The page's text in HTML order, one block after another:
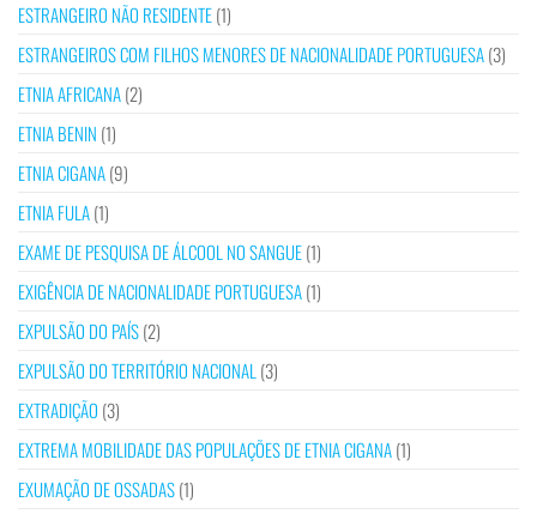
ESTRANGEIRO NÃO RESIDENTE(1)
ESTRANGEIROS COM FILHOS MENORES DE NACIONALIDADE PORTUGUESA(3)
ETNIA AFRICANA(2)
ETNIA BENIN (1)
ETNIA CIGANA(9)
ETNIA FULA(1)
EXAME DE PESQUISA DE ÁLCOOL NO SANGUE(1)
EXIGÊNCIA DE NACIONALIDADE PORTUGUESA(1)
EXPULSÃO DO PAÍS(2)
EXPULSÃO DO TERRITÓRIO NACIONAL (3)
EXTRADIÇÃO (3)
EXTREMA MOBILIDADE DAS POPULAÇÕES DE ETNIA CIGANA(1)
EXUMAÇÃO DE OSSADAS(1)